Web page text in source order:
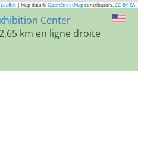
Leaflet | Map data © OpenStreetMap contributors, CC-BY-SA
Center
km en ligne droite